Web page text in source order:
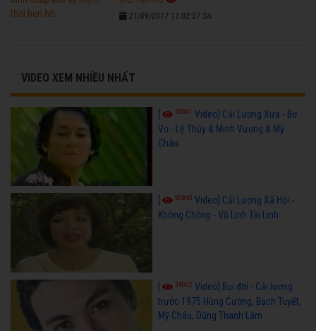
21/09/2017 11:02:37 SA
VIDEO XEM NHIỀU NHẤT
[ 67091 Video] Cải Lương Xưa - Bơ
Vơ - Lệ Thủy & Minh Vương & Mỹ
Châu
50845 Video] Cải Lương Xã Hội -
Không Chồng - Vũ Linh Tài Linh
36022 Video] Bụi đời - Cải lương
trước 1975 Hùng Cường, Bạch Tuyết,
Mỹ Châu, Dũng Thanh Lâm